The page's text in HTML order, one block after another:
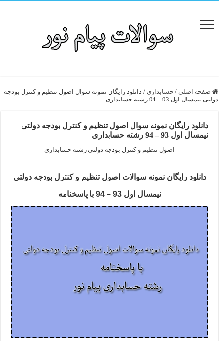
صفحه اصلی / حسابداری / دانلود رایگان نمونه سوال اصول تنظیم و کنترل بودجه
دولتی نیمسال اول 93 – 94 رشته حسابداری
دانلود رایگان نمونه سوال اصول تنظیم و کنترل بودجه دولتی
نیمسال اول 93 – 94 رشته حسابداری
اصول تنظیم و کنترل بودجه دولتی رشته حسابداری
دانلود رایگان نمونه سوالات اصول تنظیم و کنترل بودجه دولتی
نیمسال اول 93 – 94 با پاسخنامه